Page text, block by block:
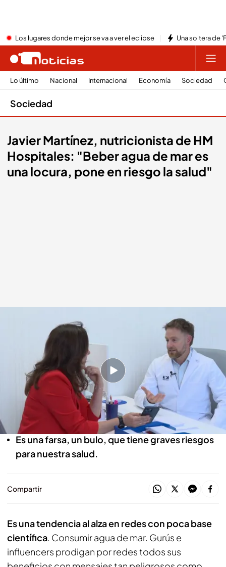
Los lugares donde mejor se va a ver el eclipse Una soltera de
Lo último Nacional Internacional Economía Sociedad
Sociedad
Javier Martínez, nutricionista de HM
Hospitales: "Beber agua de mar es
una locura, pone en riesgo la salud"
Sandra Mir
18 MAY 2026 - 16:29h.
Gurús e influencers prodigan por redes todos
sus beneficios con mensajes tan peligrosos
como que puede curar el cáncer.
Es una farsa, un bulo, que tiene graves riesgos
para nuestra salud.
Compartir
Es una tendencia al alza en redes con poca base
científica. Consumir agua de mar. Gurús e
influencers prodigan por redes todos sus